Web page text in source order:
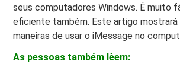
seus computadores Windows. É muito
eficiente também. Este artigo
maneiras de usar o iMessage no
As pessoas também lêem: